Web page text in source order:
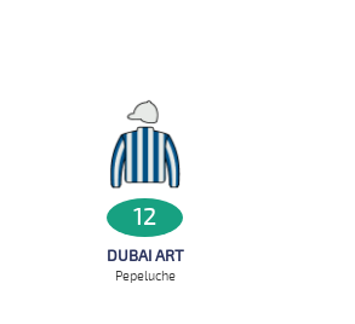
12
DUBAI ART
Pepeluche